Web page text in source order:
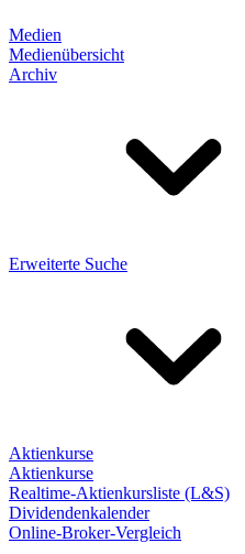
Medien
Medienübersicht
Archiv
Erweiterte Suche
Aktienkurse
Aktienkurse
Realtime-Aktienkursliste (L&S)
Dividendenkalender
Online-Broker-Vergleich